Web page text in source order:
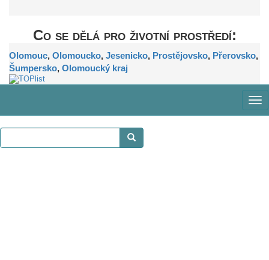
Co se dělá pro životní prostředí:
Olomouc, Olomoucko, Jesenicko, Prostějovsko, Přerovsko,
Šumpersko, Olomoucký kraj